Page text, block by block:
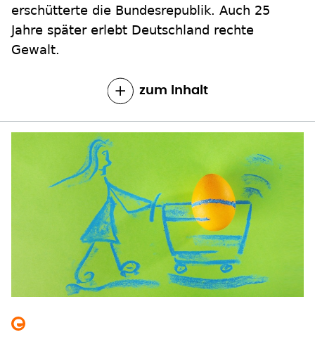
erschütterte die Bundesrepublik. Auch 25
Jahre später erlebt Deutschland rechte
Gewalt.
zum Inhalt